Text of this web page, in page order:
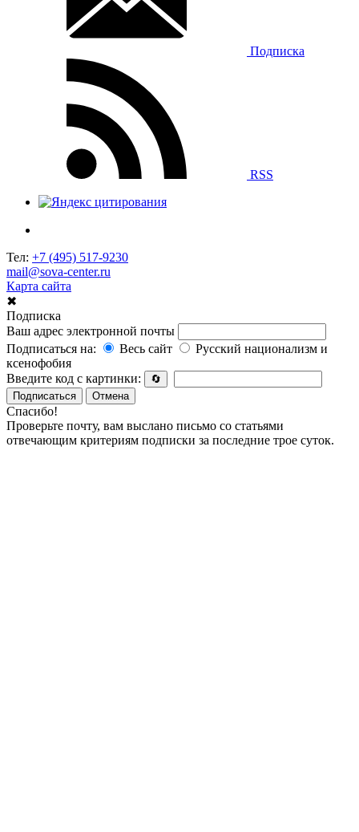
Подписка
RSS
Тел: +7 (495) 517-9230
mail@sova-center.ru
Карта сайта
✖
Подписка
Ваш адрес электронной почты
Подписаться на:
Весь сайт
Русский национализм и
ксенофобия
Введите код с картинки:
🔄
Подписаться
Отмена
Спасибо!
Проверьте почту, вам выслано письмо со статьями
отвечающим критериям подписки за последние трое суток.